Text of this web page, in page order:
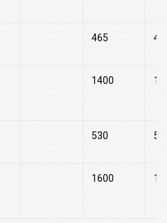
465
1400
530
1600